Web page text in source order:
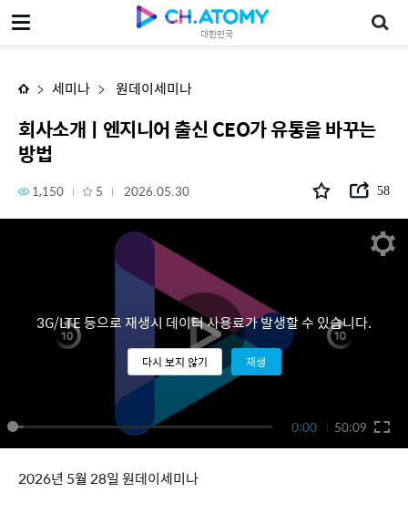
대한민국
세미나 원데이세미나
회사소개ㅣ엔지니어 출신 CEO가 유통을 바꾸는
방법
1,150 5 2026.05.30 58
0:00 50:09
3G/LTE 등으로 재생시 데이터 사용료가 발생할 수 있습니다.
다시 보지 않기 재생
2026년 5월 28일 원데이세미나